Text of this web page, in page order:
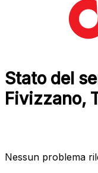
Stato del
Fivizzano,
Nessun problema